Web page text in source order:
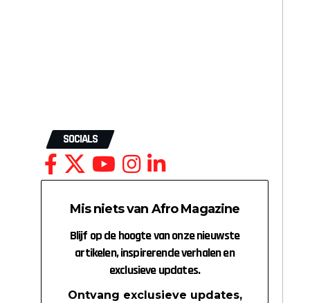
SOCIALS
Mis niets van Afro Magazine
Blijf op de hoogte van onze nieuwste
artikelen, inspirerende verhalen en
exclusieve updates.
Ontvang exclusieve updates,